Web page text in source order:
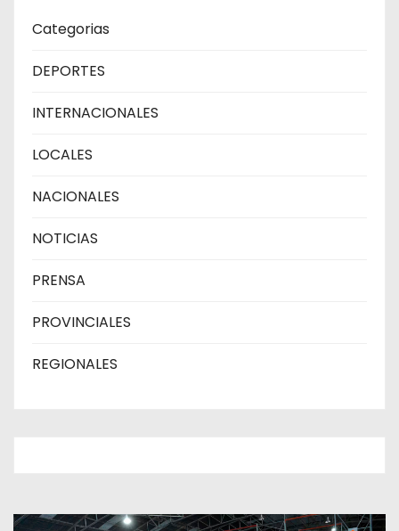
Categorias
DEPORTES
INTERNACIONALES
LOCALES
NACIONALES
NOTICIAS
PRENSA
PROVINCIALES
REGIONALES